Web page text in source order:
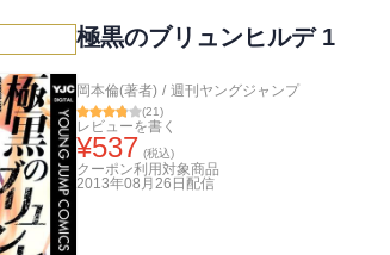
極黒のブリュンヒルデ 1
岡本倫(著者) / 週刊ヤングジャンプ
(21)
レビューを書く
¥537 (税込)
クーポン利用対象商品
2013年08月26日 配信